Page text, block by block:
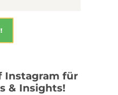
Instagram für
& Insights!